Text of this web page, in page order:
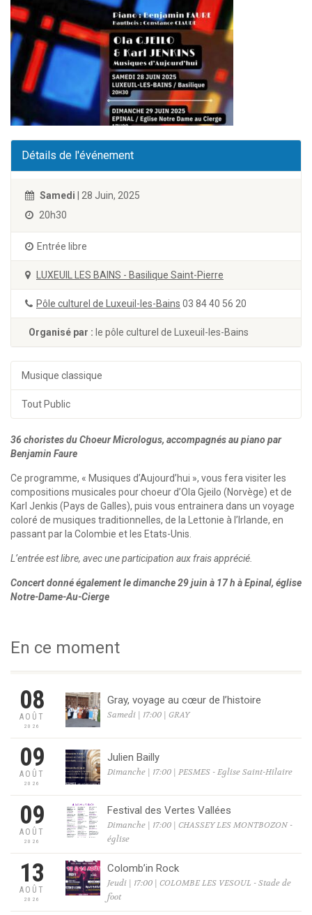
Détails de l'événement
Samedi | 28 Juin, 2025
20h30
Entrée libre
LUXEUIL LES BAINS - Basilique Saint-Pierre
Pôle culturel de Luxeuil-les-Bains 03 84 40 56 20
Organisé par : le pôle culturel de Luxeuil-les-Bains
Musique classique
Tout Public
36 choristes du Choeur Micrologus, accompagnés au piano par
Benjamin Faure
Ce programme, « Musiques d’Aujourd’hui », vous fera visiter les
compositions musicales pour choeur d’Ola Gjeilo (Norvège) et de
Karl Jenkis (Pays de Galles), puis vous entrainera dans un voyage
coloré de musiques traditionnelles, de la Lettonie à l’lrlande, en
passant par la Colombie et les Etats-Unis.
L’entrée est libre, avec une participation aux frais apprécié.
Concert donné également le dimanche 29 juin à 17 h à Epinal, église
Notre-Dame-Au-Cierge
En ce moment
08
AOÛT
2026
Gray, voyage au cœur de l’histoire
Samedi | 17:00 | GRAY
09
AOÛT
2026
Julien Bailly
Dimanche | 17:00 | PESMES - Eglise Saint-Hilaire
09
AOÛT
2026
Festival des Vertes Vallées
Dimanche | 17:00 | CHASSEY LES MONTBOZON -
église
13
AOÛT
2026
Colomb’in Rock
Jeudi | 17:00 | COLOMBE LES VESOUL - Stade de
foot